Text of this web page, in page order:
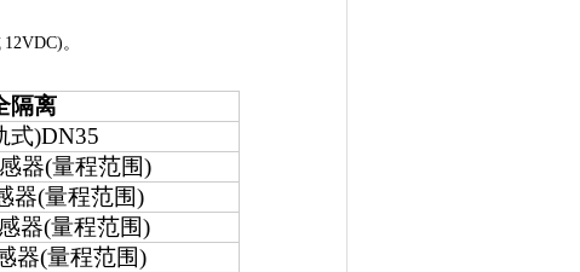
12VDC)。
离
式)DN35
器(量程范围)
器(量程范围)
器(量程范围)
器(量程范围)